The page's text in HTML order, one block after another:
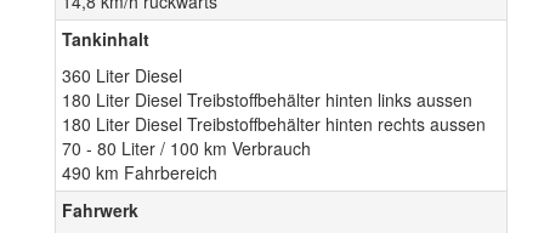
Tankinhalt
360 Liter Diesel
180 Liter Diesel Treibstoffbehälter hinten links aussen
180 Liter Diesel Treibstoffbehälter hinten rechts aussen
70 - 80 Liter / 100 km Verbrauch
490 km Fahrbereich
Fahrwerk